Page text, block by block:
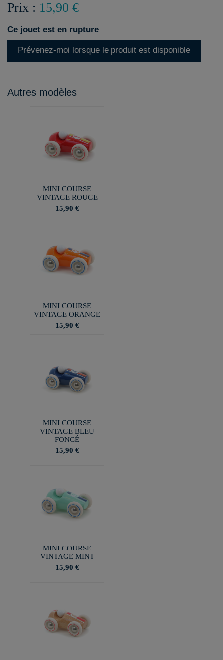
Prix : 15,90 €
Ce jouet est en rupture
Prévenez-moi lorsque le produit est disponible
Autres modèles
MINI COURSE
VINTAGE ROUGE
15,90 €
MINI COURSE
VINTAGE ORANGE
15,90 €
MINI COURSE
VINTAGE BLEU
FONCÉ
15,90 €
MINI COURSE
VINTAGE MINT
15,90 €